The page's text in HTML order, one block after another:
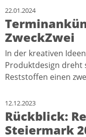
22.01.2024
ZweckZwei
In der kreativen
Produktdesign dreht
Reststoffen einen
12.12.2023
Rückblick:
Steiermark